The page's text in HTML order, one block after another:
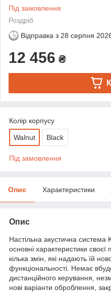
Під замовлення
Роздріб
Відправка з 28 серпня
12 456 ₴
Колір корпусу
Walnut Black
Під замовлення
Опис Характеристики
Опис
Настільна акустична система
основні характеристики
кілька змін, які надають їй
функціональності. Немає
дистанційного керування,
нові варіанти оброблення,